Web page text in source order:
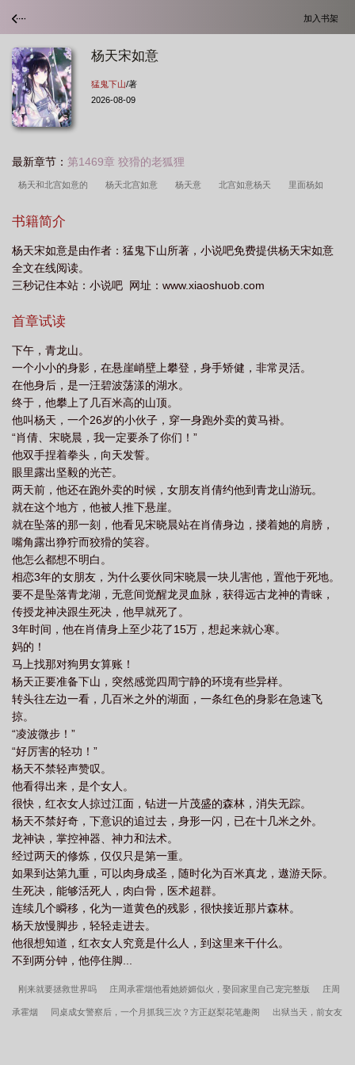
加入书架
杨天宋如意
猛鬼下山/著
2026-08-09
最新章节： 第1469章 狡猾的老狐狸
杨天和北宫如意的 杨天北宫如意 杨天意 北宫如意杨天 里面杨如
读 宋天如20030428
书籍简介
杨天宋如意是由作者：猛鬼下山所著，小说吧免费提供杨天宋如意
全文在线阅读。
三秒记住本站：小说吧 网址：www.xiaoshuob.com
首章试读
下午，青龙山。
一个小小的身影，在悬崖峭壁上攀登，身手矫健，非常灵活。
在他身后，是一汪碧波荡漾的湖水。
终于，他攀上了几百米高的山顶。
他叫杨天，一个26岁的小伙子，穿一身跑外卖的黄马褂。
“肖倩、宋晓晨，我一定要杀了你们！”
他双手捏着拳头，向天发誓。
眼里露出坚毅的光芒。
两天前，他还在跑外卖的时候，女朋友肖倩约他到青龙山游玩。
就在这个地方，他被人推下悬崖。
就在坠落的那一刻，他看见宋晓晨站在肖倩身边，搂着她的肩膀，
嘴角露出狰狞而狡猾的笑容。
他怎么都想不明白。
相恋3年的女朋友，为什么要伙同宋晓晨一块儿害他，置他于死地。
要不是坠落青龙湖，无意间觉醒龙灵血脉，获得远古龙神的青睐，
传授龙神决跟生死决，他早就死了。
3年时间，他在肖倩身上至少花了15万，想起来就心寒。
妈的！
马上找那对狗男女算账！
杨天正要准备下山，突然感觉四周宁静的环境有些异样。
转头往左边一看，几百米之外的湖面，一条红色的身影在急速飞
掠。
“凌波微步！”
“好厉害的轻功！”
杨天不禁轻声赞叹。
他看得出来，是个女人。
很快，红衣女人掠过江面，钻进一片茂盛的森林，消失无踪。
杨天不禁好奇，下意识的追过去，身形一闪，已在十几米之外。
龙神诀，掌控神器、神力和法术。
经过两天的修炼，仅仅只是第一重。
如果到达第九重，可以肉身成圣，随时化为百米真龙，遨游天际。
生死决，能够活死人，肉白骨，医术超群。
连续几个瞬移，化为一道黄色的残影，很快接近那片森林。
杨天放慢脚步，轻轻走进去。
他很想知道，红衣女人究竟是什么人，到这里来干什么。
不到两分钟，他停住脚...
刚来就要拯救世界吗 庄周承霍烟他看她娇媚似火，娶回家里自己宠完整版 庄周
承霍烟 同桌成女警察后，一个月抓我三次？方正赵梨花笔趣阁 出狱当天，前女友